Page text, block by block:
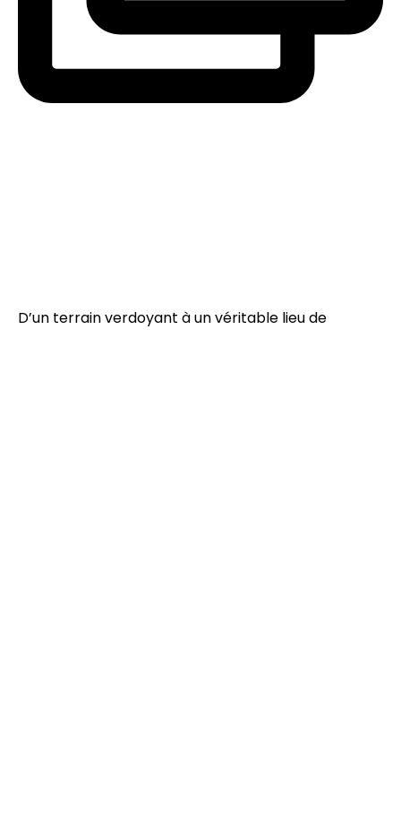
D’un terrain verdoyant à un véritable lieu de